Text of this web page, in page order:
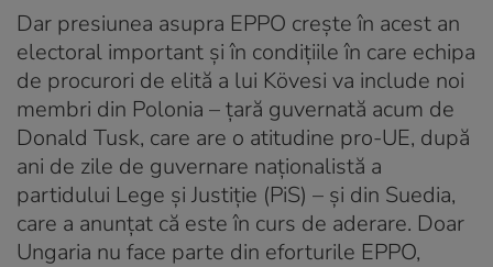
Dar presiunea asupra EPPO creşte în acest an
electoral important şi în condiţiile în care echipa
de procurori de elită a lui Kövesi va include noi
membri din Polonia – ţară guvernată acum de
Donald Tusk, care are o atitudine pro-UE, după
ani de zile de guvernare naţionalistă a
partidului Lege şi Justiţie (PiS) – şi din Suedia,
care a anunţat că este în curs de aderare. Doar
Ungaria nu face parte din eforturile EPPO,